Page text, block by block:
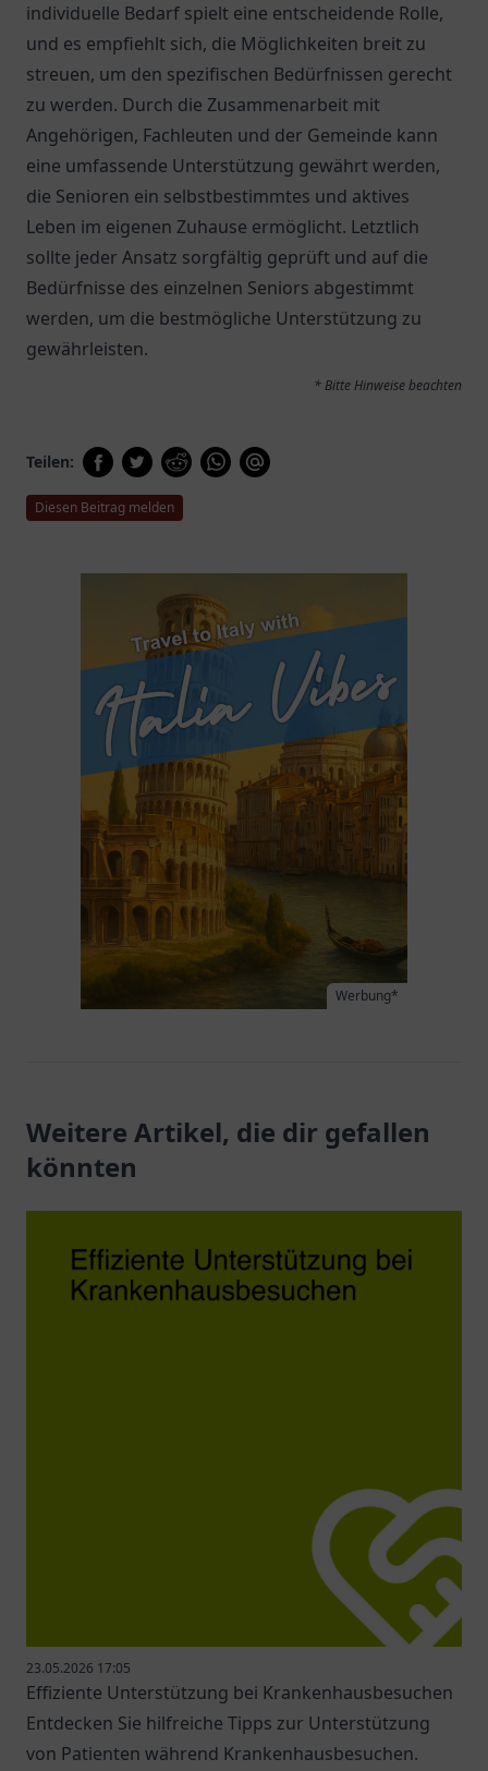
individuelle Bedarf spielt eine entscheidende Rolle,
und es empfiehlt sich, die Möglichkeiten breit zu
streuen, um den spezifischen Bedürfnissen gerecht
zu werden. Durch die Zusammenarbeit mit
Angehörigen, Fachleuten und der Gemeinde kann
eine umfassende Unterstützung gewährt werden,
die Senioren ein selbstbestimmtes und aktives
Leben im eigenen Zuhause ermöglicht. Letztlich
sollte jeder Ansatz sorgfältig geprüft und auf die
Bedürfnisse des einzelnen Seniors abgestimmt
werden, um die bestmögliche Unterstützung zu
gewährleisten.
* Bitte Hinweise beachten
Teilen:
Diesen Beitrag melden
Werbung*
Weitere Artikel, die dir gefallen
könnten
23.05.2026 17:05
Effiziente Unterstützung bei Krankenhausbesuchen
Entdecken Sie hilfreiche Tipps zur Unterstützung
von Patienten während Krankenhausbesuchen.